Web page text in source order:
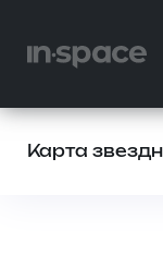
Карта